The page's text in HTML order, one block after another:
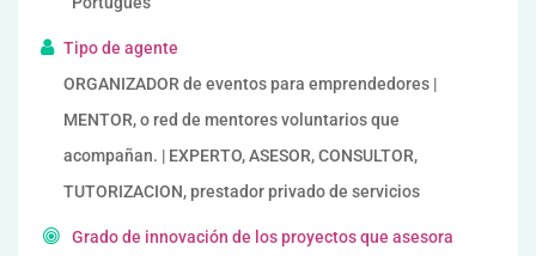
Tipo de agente
ORGANIZADOR de eventos para emprendedores |
MENTOR, o red de mentores voluntarios que
acompañan. | EXPERTO, ASESOR, CONSULTOR,
TUTORIZACION, prestador privado de servicios
Grado de innovación de los proyectos que asesora